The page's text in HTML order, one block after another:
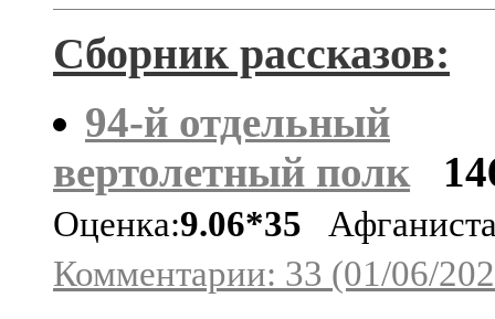
Сборник рассказов:
94-й отдельный
вертолетный полк
Оценка:9.06*35
Комментарии: 33 (01/06/